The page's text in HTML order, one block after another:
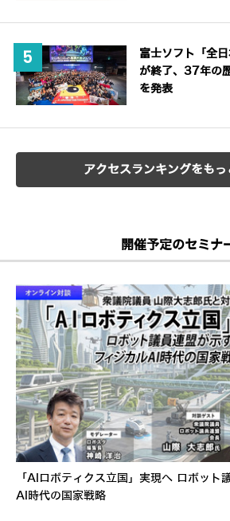
富士ソフト「全日
が終了、37年の
を発表
アクセスランキングをもっ
開催予定のセミナ
「AIロボティクス立国」実現へ ロボット
AI時代の国家戦略